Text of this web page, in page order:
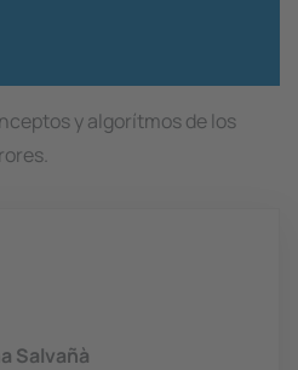
y algorítmos de los
Salvañà